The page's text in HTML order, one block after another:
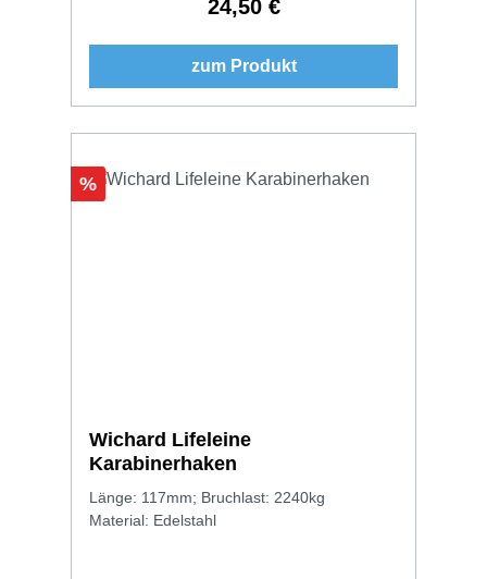
Regulärer Preis:
24,50 €
zum Produkt
Rabatt
%
Wichard Lifeleine
Karabinerhaken
Länge: 117mm; Bruchlast: 2240kg
Material: Edelstahl